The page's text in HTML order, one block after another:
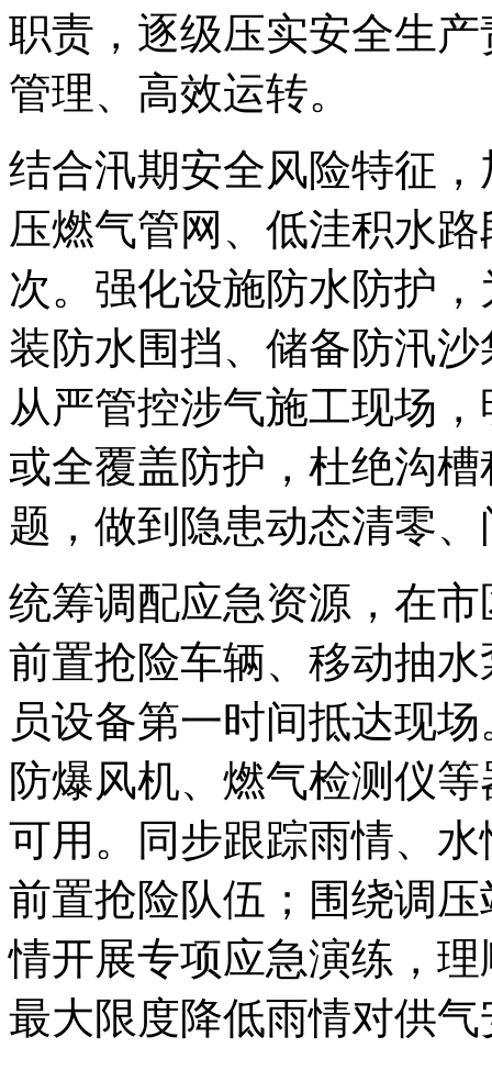
职责，逐级压实安全生
管理、高效运转。
结合汛期安全风险特征
压燃气管网、低洼积水
次。强化设施防水防护
装防水围挡、储备防汛
从严管控涉气施工现场
或全覆盖防护，杜绝沟
题，做到隐患动态清零
统筹调配应急资源，在
前置抢险车辆、移动抽
员设备第一时间抵达现
防爆风机、燃气检测仪
可用。同步跟踪雨情、
前置抢险队伍；围绕调
情开展专项应急演练，
最大限度降低雨情对供